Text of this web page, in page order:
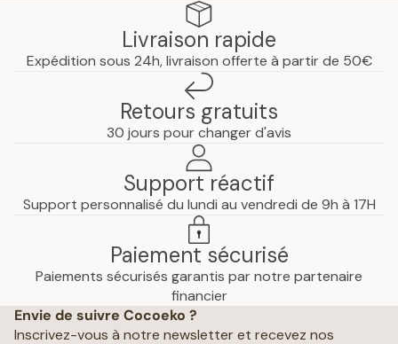
Livraison rapide
Expédition sous 24h, livraison offerte à partir de 50€
Retours gratuits
30 jours pour changer d'avis
Support réactif
Support personnalisé du lundi au vendredi de 9h à 17H
Paiement sécurisé
Paiements sécurisés garantis par notre partenaire
financier
Envie de suivre Cocoeko ?
Inscrivez-vous à notre newsletter et recevez nos
Mentions légales
Conditions générales de vente